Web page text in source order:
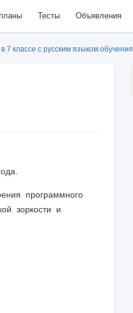
Тесты Объявления
7 классе с русским языком обучения
программного
зоркости и